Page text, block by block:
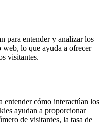
para entender y analizar los
lo que ayuda a ofrecer
visitantes.
entender cómo interactúan los
ayudan a proporcionar
de visitantes, la tasa de